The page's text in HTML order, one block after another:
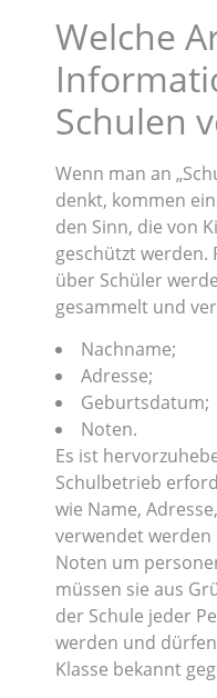
Welche
Schulen
Wenn man an
denkt, kommen
den Sinn, die von
geschützt
über Schüler
gesammelt und
Nachname;
Adresse;
Geburtsdatum;
Noten.
Es ist
Schulbetrieb
wie Name,
verwendet werden
Noten um
müssen sie aus
der Schule jeder
werden und
Klasse bekannt